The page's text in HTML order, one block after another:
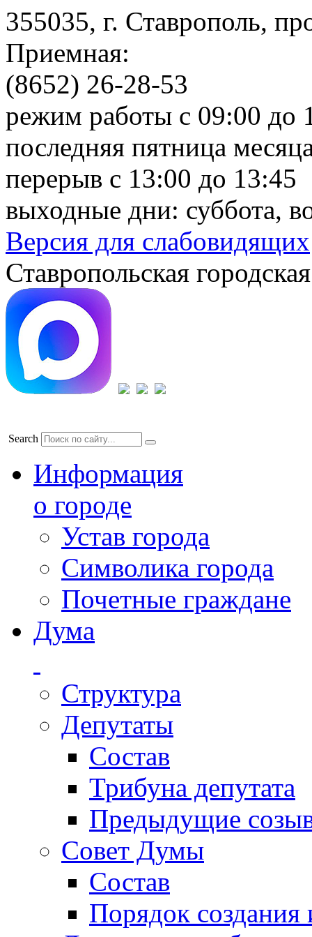
355035, г. Ставрополь,
Приемная:
(8652) 26-28-53
режим работы с 09:00 до
последняя пятница
перерыв с 13:00 до 13:45
выходные дни: суббота,
Версия для слабовидящих
Ставропольская
Search
Информация
о городе
Устав города
Символика города
Почетные граждане
Дума
Структура
Депутаты
Состав
Трибуна депутата
Предыдущие
Совет Думы
Состав
Порядок создания